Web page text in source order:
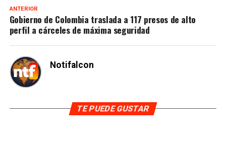
ANTERIOR
Gobierno de Colombia traslada a 117 presos de alto
perfil a cárceles de máxima seguridad
Notifalcon
TE PUEDE GUSTAR